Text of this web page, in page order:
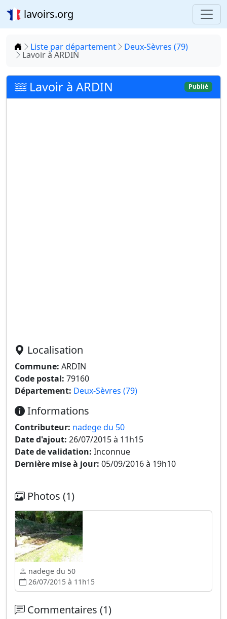
lavoirs.org
Accueil
Liste par département Deux-Sèvres (79)
Lavoir à ARDIN
Lavoir à ARDIN Publié
Localisation
Commune: ARDIN
Code postal: 79160
Département: Deux-Sèvres (79)
Informations
Contributeur: nadege du 50
Date d'ajout: 26/07/2015 à 11h15
Date de validation: Inconnue
Dernière mise à jour: 05/09/2016 à 19h10
Photos (1)
nadege du 50
26/07/2015 à 11h15
Commentaires (1)